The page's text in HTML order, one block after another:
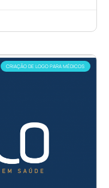
CRIAÇÃO DE LOGO PARA MÉDICOS